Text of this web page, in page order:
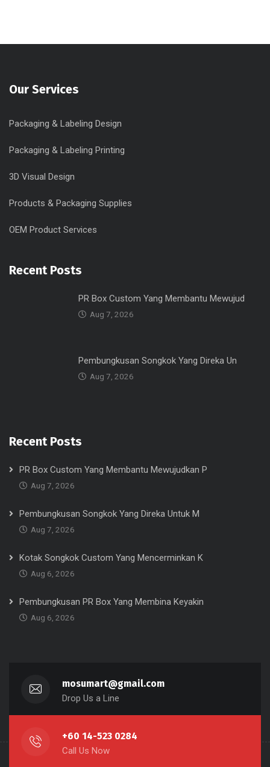
Our Services
Packaging & Labeling Design
Packaging & Labeling Printing
3D Visual Design
Products & Packaging Supplies
OEM Product Services
Recent Posts
PR Box Custom Yang Membantu Mewujud
Aug 7, 2026
Pembungkusan Songkok Yang Direka Un
Aug 7, 2026
Recent Posts
PR Box Custom Yang Membantu Mewujudkan P
Aug 7, 2026
Pembungkusan Songkok Yang Direka Untuk M
Aug 7, 2026
Kotak Songkok Custom Yang Mencerminkan K
Aug 6, 2026
Pembungkusan PR Box Yang Membina Keyakin
Aug 6, 2026
mosumart@gmail.com
Drop Us a Line
+60 14-523 0284
Call Us Now